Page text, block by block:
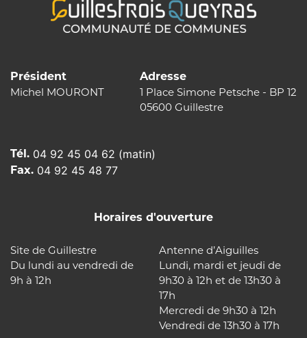
Président
Michel MOURONT
Adresse
1 Place Simone Petsche - BP 12
05600 Guillestre
Tél. 04 92 45 04 62 (matin)
Fax. 04 92 45 48 77
Horaires d'ouverture
Site de Guillestre
Du lundi au vendredi de
9h à 12h
Antenne d’Aiguilles
Lundi, mardi et jeudi de
9h30 à 12h et de 13h30 à
17h
Mercredi de 9h30 à 12h
Vendredi de 13h30 à 17h